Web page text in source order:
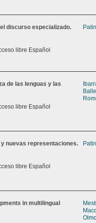
discurso especializado.
libre Español
de las lenguas y las
libre Español
nuevas representaciones.
libre Español
in multilingual